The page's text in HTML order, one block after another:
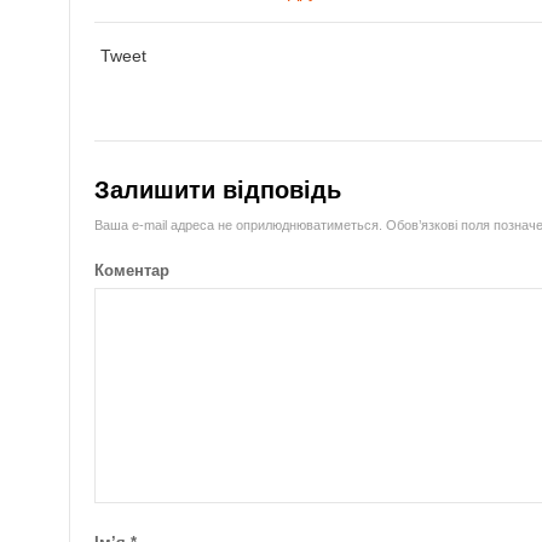
Tweet
Залишити відповідь
Ваша e-mail адреса не оприлюднюватиметься. Обов’язкові поля
Коментар